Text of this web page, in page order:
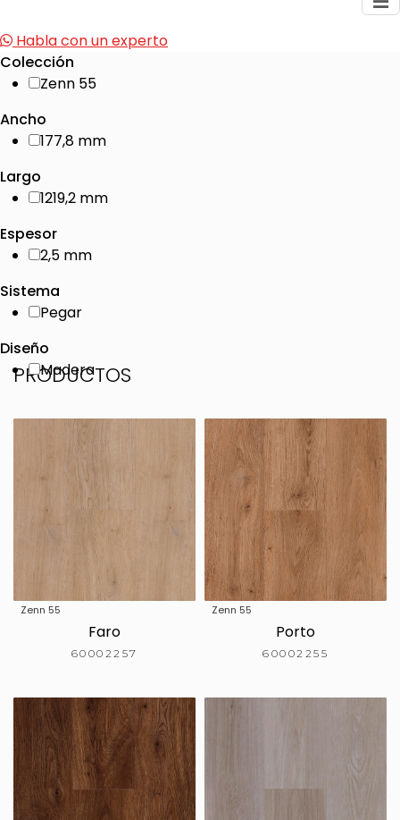
Habla con un experto
Colección
Zenn 55
Ancho
177,8 mm
Largo
1219,2 mm
Espesor
2,5 mm
Sistema
Pegar
Diseño
Madera
PRODUCTOS
Zenn 55
Faro
60002257
Zenn 55
Porto
60002255